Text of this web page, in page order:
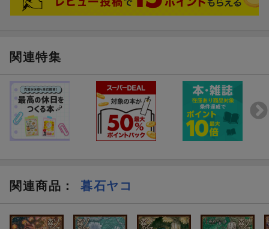
関連特集
関連商品 ： 暮石ヤコ